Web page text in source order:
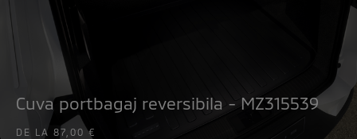
Cuva portbagaj reversibila - MZ315539
DE LA 87,00 €